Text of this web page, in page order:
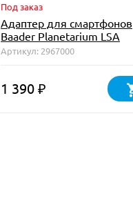
Под заказ
Адаптер для смартфонов
Baader Planetarium LSA
Артикул: 2967000
1 390 ₽